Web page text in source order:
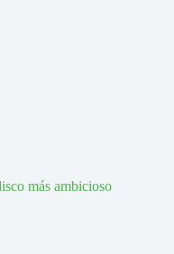
más ambicioso